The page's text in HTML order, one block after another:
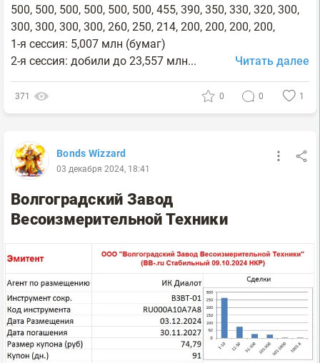
500, 500, 500, 500, 500, 500, 455, 390, 350, 330, 320, 300,
300, 300, 300, 300, 260, 250, 214, 200, 200, 200, 200,
1-я сессия: 5,007 млн (бумаг)
2-я сессия: добили до 23,557 млн...
Читать далее
371 0 0 1
Bonds Wizzard
03 декабря 2024, 18:41
Волгоградский Завод
Весоизмерительной Техники